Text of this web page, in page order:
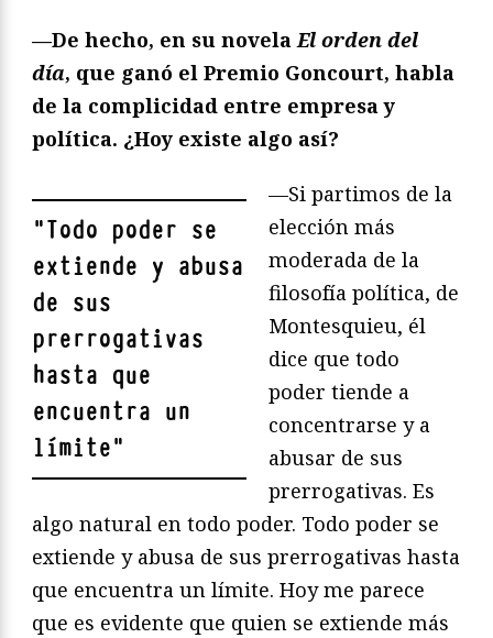
—De hecho, en su novelaEl orden del
día, que ganó el Premio Goncourt, habla
de la complicidad entre empresa y
política. ¿Hoy existe algo así?
"Todo poder se
extiende y abusa
de sus
prerrogativas
hasta que
encuentra un
límite"
—Si partimos de la
elección más
moderada de la
filosofía política, de
Montesquieu, él
dice que todo
poder tiende a
concentrarse y a
abusar de sus
prerrogativas. Es
algo natural en todo poder. Todo poder se
extiende y abusa de sus prerrogativas hasta
que encuentra un límite. Hoy me parece
que es evidente que quien se extiende más